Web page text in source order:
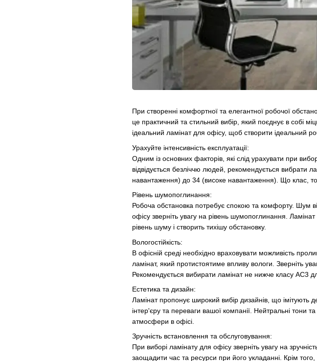
При створенні комфортної та елегантної робочої
це практичний та стильний вибір, який поєднує в собі
ідеальний ламінат для офісу, щоб створити ідеальний
Урахуйте інтенсивність експлуатації:
Одним із основних факторів, які слід урахувати при
відвідується безліччю людей, рекомендується вибрати
навантаження) до 34 (високе навантаження). Що клас,
Рівень шумопоглинання:
Робоча обстановка потребує спокою та комфорту. Шум
офісу зверніть увагу на рівень шумопоглинання. Ламінат
рівень шуму і створить тихішу обстановку.
Вологостійкість:
В офісній среді необхідно враховувати можливість
ламінат, який протистоятиме впливу вологи. Зверніть
Рекомендується вибирати ламінат не нижче класу AC3
Естетика та дизайн:
Ламінат пропонує широкий вибір дизайнів, що імітують
інтер'єру та переваги вашої компанії. Нейтральні тони
атмосфери в офісі.
Зручність встановлення та обслуговування:
При виборі ламінату для офісу зверніть увагу на
заощадити час та ресурси при його укладанні. Крім